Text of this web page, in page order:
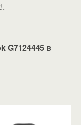
G7124445 в